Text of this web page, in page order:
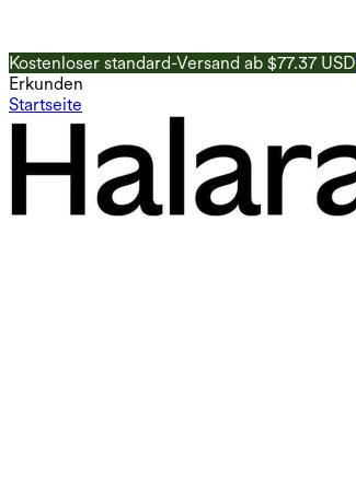
Kostenloser standard-Versand ab $77.37 USD
Erkunden
Startseite